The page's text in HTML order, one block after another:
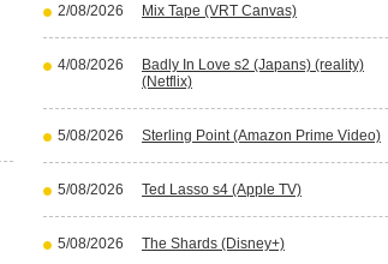
2/08/2026 Mix Tape (VRT Canvas)
4/08/2026
Badly In Love s2 (Japans) (reality)
(Netflix)
5/08/2026 Sterling Point (Amazon Prime Video)
5/08/2026 Ted Lasso s4 (Apple TV)
5/08/2026 The Shards (Disney+)